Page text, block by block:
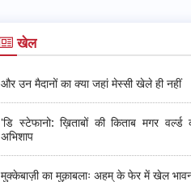
खेल
और उन मैदानों का क्या जहां मेस्सी खेले ही नहीं
'डि स्टेफानो: ख़िताबों की किताब मगर
अभिशाप
मुक्केबाज़ी का मुक़ाबलाः अहम् के फेर में खेल